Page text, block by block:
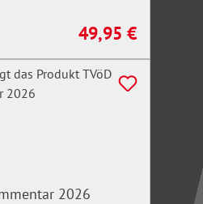
Regulärer Preis:
49,95 €
2026